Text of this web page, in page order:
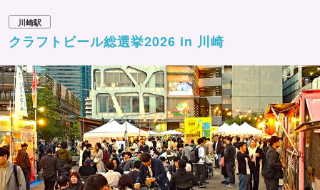
川崎駅
クラフトビール総選挙2026 in 川崎